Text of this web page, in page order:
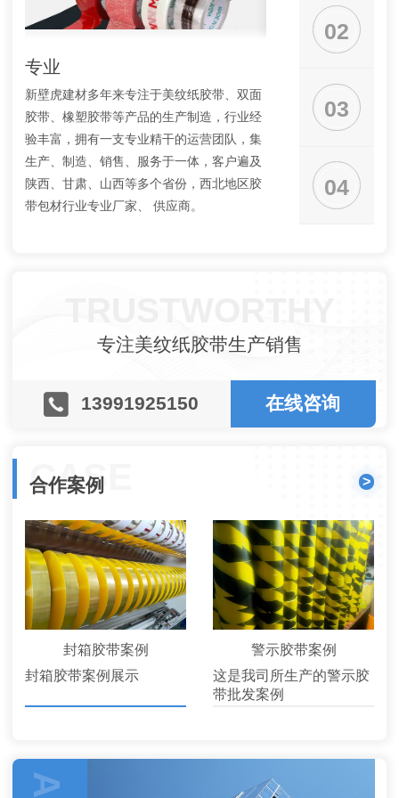
02
03
04
专业
新壁虎建材多年来专注于美纹纸胶带、双面
胶带、橡塑胶带等产品的生产制造，行业经
验丰富，拥有一支专业精干的运营团队，集
生产、制造、销售、服务于一体，客户遍及
陕西、甘肃、山西等多个省份，西北地区胶
带包材行业专业厂家、 供应商。
新壁虎建材供应的各
循严格的胶带生产流程
美观环保，广受客户信
专注美纹纸胶带生产销售
13991925150 在线咨询
CASE
合作案例 >
封箱胶带案例
封箱胶带案例展示
警示胶带案例
这是我司所生产的警示胶
带批发案例